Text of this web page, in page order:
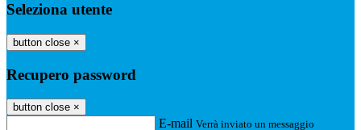
Seleziona utente
button close ×
Recupero password
button close ×
E-mail Verrà inviato un messaggio